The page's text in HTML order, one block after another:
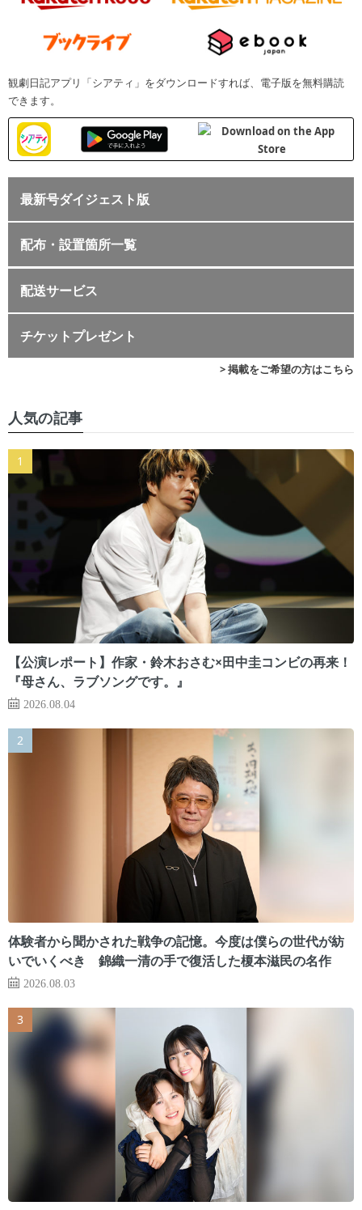
観劇日記アプリ「シアティ」をダウンロードすれば、電子版を無料購読
できます。
最新号ダイジェスト版
配布・設置箇所一覧
配送サービス
チケットプレゼント
> 掲載をご希望の方はこちら
人気の記事
【公演レポート】作家・鈴木おさむ×田中圭コンビの再来！
『母さん、ラブソングです。』
2026.08.04
体験者から聞かされた戦争の記憶。今度は僕らの世代が紡
いでいくべき 錦織一清の手で復活した榎本滋民の名作
2026.08.03